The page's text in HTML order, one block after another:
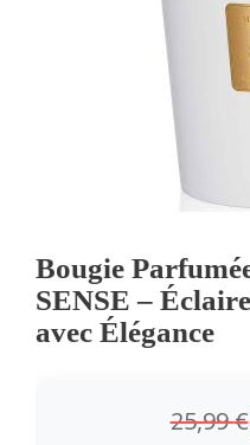
Bougie
SENSE –
avec Élégance
25,99€